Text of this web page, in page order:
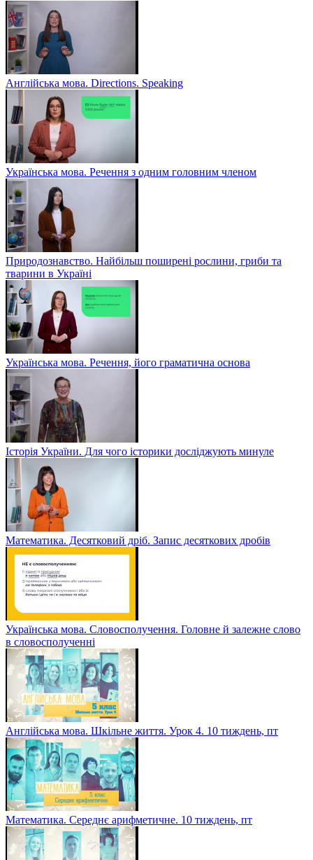
Англійська мова. Directions. Speaking
Українська мова. Речення з одним головним членом
Природознавство. Найбільш поширені рослини, гриби та
тварини в Україні
Українська мова. Речення, його граматична основа
Історія України. Для чого історики досліджують минуле
Математика. Десятковий дріб. Запис десяткових дробів
Українська мова. Словосполучення. Головне й залежне слово
в словосполученні
Англійська мова. Шкільне життя. Урок 4. 10 тиждень, пт
Математика. Середнє арифметичне. 10 тиждень, пт